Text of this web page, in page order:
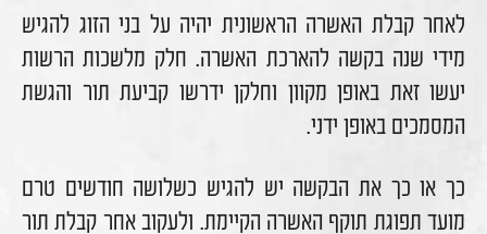
לאחר קבלת האשרה הראשונית יהיה על בני הזוג להגיש
מידי שנה בקשה להארכת האשרה. חלק מלשכות הרשות
יעשו זאת באופן מקוון וחלקן ידרשו קביעת תור והגשת
המסמכים באופן ידני.
כך או כך את הבקשה יש להגיש כשלושה חודשים טרם
מועד תפוגת תוקף האשרה הקיימת. ולעקוב אחר קבלת תור